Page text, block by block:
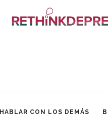
HABLAR CON LOS DEMÁS